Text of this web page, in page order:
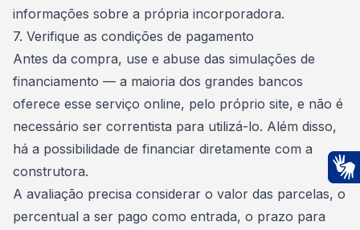
informações sobre a própria incorporadora.
7. Verifique as condições de pagamento
Antes da compra, use e abuse das simulações de
financiamento — a maioria dos grandes bancos
oferece esse serviço online, pelo próprio site, e não é
necessário ser correntista para utilizá-lo. Além disso,
há a possibilidade de financiar diretamente com a
construtora.
A avaliação precisa considerar o valor das parcelas, o
percentual a ser pago como entrada, o prazo para